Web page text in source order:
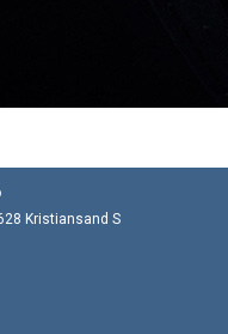
Kristiansand S